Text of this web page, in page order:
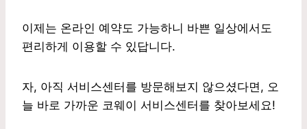
이제는 온라인 예약도 가능하니 바쁜 일상에서도
편리하게 이용할 수 있답니다.
자, 아직 서비스센터를 방문해보지 않으셨다면, 오
늘 바로 가까운 코웨이 서비스센터를 찾아보세요!